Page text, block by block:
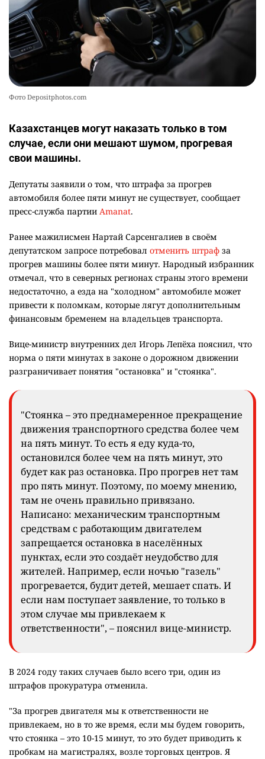
Фото Depositphotos.com
Казахстанцев могут наказать только в том
случае, если они мешают шумом, прогревая
свои машины.
Депутаты заявили о том, что штрафа за прогрев
автомобиля более пяти минут не существует, сообщает
пресс-служба партии Amanat.
Ранее мажилисмен Нартай Сарсенгалиев в своём
депутатском запросе потребовал отменить штраф за
прогрев машины более пяти минут. Народный избранник
отмечал, что в северных регионах страны этого времени
недостаточно, а езда на "холодном" автомобиле может
привести к поломкам, которые лягут дополнительным
финансовым бременем на владельцев транспорта.
Вице-министр внутренних дел Игорь Лепёха пояснил, что
норма о пяти минутах в законе о дорожном движении
разграничивает понятия "остановка" и "стоянка".
"Стоянка – это преднамеренное прекращение
движения транспортного средства более чем
на пять минут. То есть я еду куда-то,
остановился более чем на пять минут, это
будет как раз остановка. Про прогрев нет там
про пять минут. Поэтому, по моему мнению,
там не очень правильно привязано.
Написано: механическим транспортным
средствам с работающим двигателем
запрещается остановка в населённых
пунктах, если это создаёт неудобство для
жителей. Например, если ночью "газель"
прогревается, будит детей, мешает спать. И
если нам поступает заявление, то только в
этом случае мы привлекаем к
ответственности", – пояснил вице-министр.
В 2024 году таких случаев было всего три, один из
штрафов прокуратура отменила.
"За прогрев двигателя мы к ответственности не
привлекаем, но в то же время, если мы будем говорить,
что стоянка – это 10-15 минут, то это будет приводить к
пробкам на магистралях, возле торговых центров. Я